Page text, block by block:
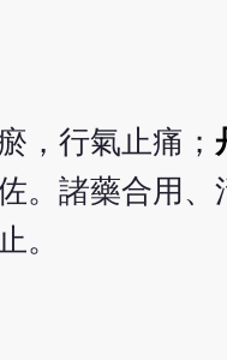
，行氣止痛；
。諸藥合用
。